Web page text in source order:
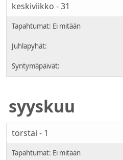
keskiviikko - 31
syyskuu
torstai - 1